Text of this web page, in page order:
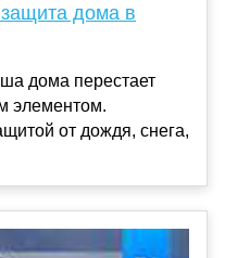
дома в
дома перестает
элементом.
от дождя, снега,